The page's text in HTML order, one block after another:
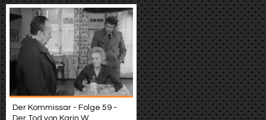
Der Kommissar - Folge 59 -
Der Tod von Karin W.